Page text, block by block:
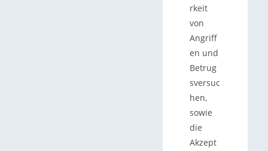
rkeit
von
Angriff
en und
Betrug
sversuc
hen,
sowie
die
Akzept